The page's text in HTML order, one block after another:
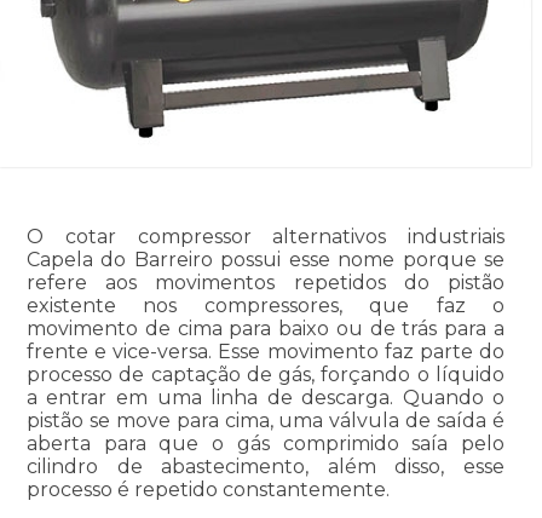
O cotar compressor alternativos industriais
Capela do Barreiro possui esse nome porque se
refere aos movimentos repetidos do pistão
existente nos compressores, que faz o
movimento de cima para baixo ou de trás para a
frente e vice-versa. Esse movimento faz parte do
processo de captação de gás, forçando o líquido
a entrar em uma linha de descarga. Quando o
pistão se move para cima, uma válvula de saída é
aberta para que o gás comprimido saía pelo
cilindro de abastecimento, além disso, esse
processo é repetido constantemente.